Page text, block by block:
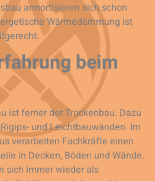
armortisieren sich schon
Wärmedämmung ist
beim
ist ferner der Trockenbau. Dazu
und Leichtbauwänden. Im
verarbeiten Fachkräfte einen
in Decken, Böden und Wände.
sich immer wieder als